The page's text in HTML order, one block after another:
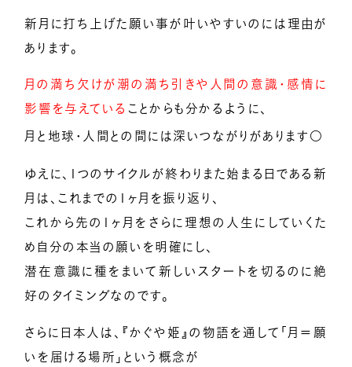
新月に打ち上げた願い事が叶いやすいのには理由が
あります。
月の満ち欠けが潮の満ち引きや人間の意識・感情に
影響を与えている ことからも分かるように、
月と地球・人間との間には深いつながりがあります 🌕
ゆえに、1つのサイクルが終わりまた始まる日である新
月は、これまでの1ヶ月を振り返り、
これから先の1ヶ月をさらに理想の人生にしていくた
め自分の本当の願いを明確にし、
潜在意識に種をまいて新しいスタートを切るのに絶
好のタイミングなのです。
さらに日本人は、『かぐや姫』の物語を通して「月＝願
いを届ける場所」という概念が